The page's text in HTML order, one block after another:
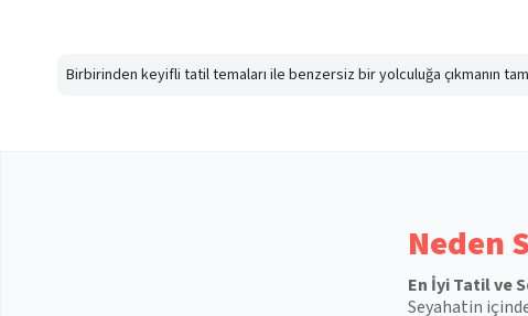
Birbirinden keyifli tatil temaları ile benzersiz bir yolculuğa çıkmanın
Neden
En İyi Tatil ve
Seyahatin